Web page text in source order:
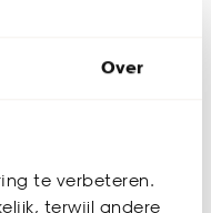
Over
te verbeteren.
terwijl andere